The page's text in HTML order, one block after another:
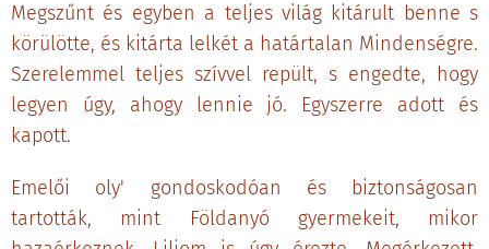
Megszűnt és egyben a teljes világ kitárult benne s
körülötte, és kitárta lelkét a határtalan Mindenségre.
Szerelemmel teljes szívvel repült, s engedte, hogy
legyen úgy, ahogy lennie jó. Egyszerre adott és
kapott.
Emelői oly' gondoskodóan és biztonságosan
tartották, mint Földanyó gyermekeit, mikor